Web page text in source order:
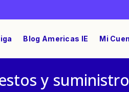
Blog Americas IE Mi
y